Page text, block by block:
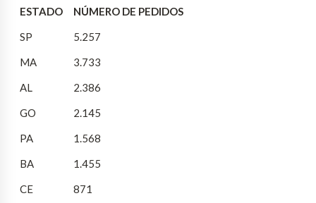
ESTADO
NÚMERO DE PEDIDOS
SP
5.257
MA
3.733
AL
2.386
GO
2.145
PA
1.568
BA
1.455
CE
871